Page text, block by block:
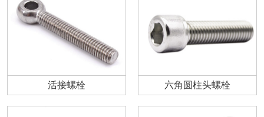
活接螺栓 六角圆柱头螺栓